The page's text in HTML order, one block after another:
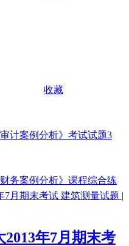
收藏
计案例分析》考试试题3
务案例分析》课程综合练
2013年7月期末考